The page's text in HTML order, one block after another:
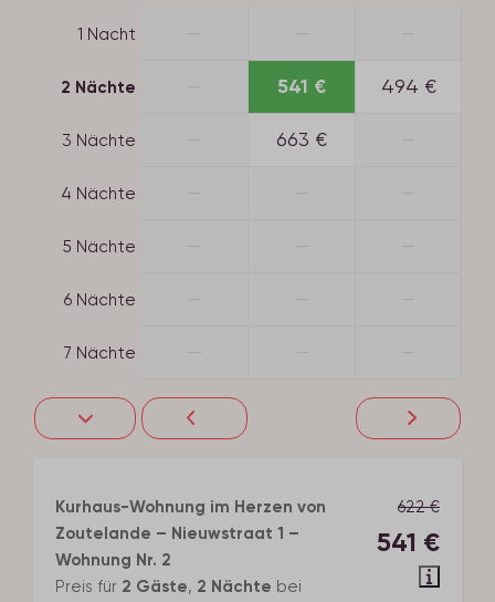
1 Nacht
2 Nächte 541 € 494 €
3 Nächte 663 €
4 Nächte
5 Nächte
6 Nächte
7 Nächte
622 €
541 €
Kurhaus-Wohnung im Herzen von
Zoutelande – Nieuwstraat 1 –
Wohnung Nr. 2
Preis für 2 Gäste, 2 Nächte bei